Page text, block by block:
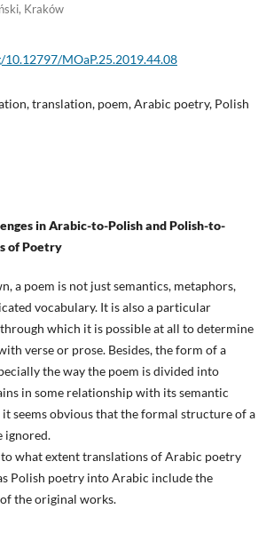
Kraków
MOaP.25.2019.44.08
translation, poem, Arabic poetry, Polish
in Arabic-to-Polish and Polish-to-
of Poetry
a poem is not just semantics, metaphors,
vocabulary. It is also a particular
which it is possible at all to determine
verse or prose. Besides, the form of a
the way the poem is divided into
in some relationship with its semantic
seems obvious that the formal structure of a
ignored.
to what extent translations of Arabic poetry
Polish poetry into Arabic include the
the original works.